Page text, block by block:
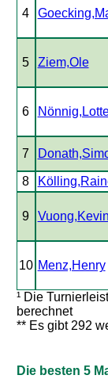
4
5 Ziem,Ole
6
7
8
9 Vuong,Kevin
10 Menz,Henry
¹ Die
berechnet
** Es gibt 292
Die besten 5